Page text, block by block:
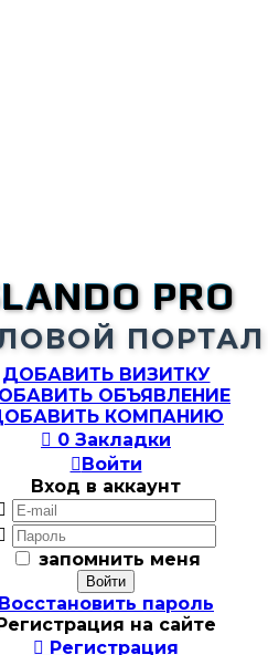
PRO
ПОРТАЛ
ДОБАВИТЬ ВИЗИТКУ
ОБЪЯВЛЕНИЕ
КОМПАНИЮ
 0 Закладки
Войти
Вход в аккаунт
запомнить меня
Восстановить пароль
на сайте
 Регистрация